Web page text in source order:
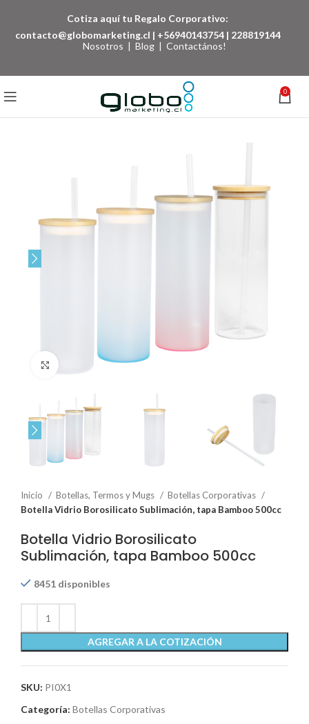
Cotiza aquí tu Regalo Corporativo:
contacto@globomarketing.cl | +56940143754 | 228819144
Nosotros | Blog | Contactános!
0
Click to enlarge
Inicio Botellas, Termos y Mugs
Botellas Corporativas
Botella Vidrio Borosilicato Sublimación, tapa Bamboo 500cc
Botella Vidrio Borosilicato
Sublimación, tapa Bamboo 500cc
8451 disponibles
AGREGAR A LA COTIZACIÓN
SKU: PI0X1
Categoría: Botellas Corporativas